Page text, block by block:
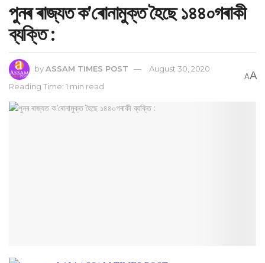
পুনৰ ৰাজ্যত ক’ৰোনামুক্ত হৈছে ১৪৪০গৰাকী
ব্যক্তি :
byASSAM TIMES POST
August 30, 2020
Reading Time: 1 min read
AA